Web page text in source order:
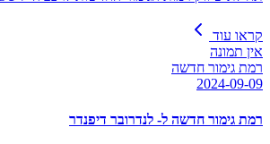
קראו עוד
אין תמונה
רמת גימור חדשה
2024-09-09
רמת גימור חדשה ל- לנדרובר דיפנדר